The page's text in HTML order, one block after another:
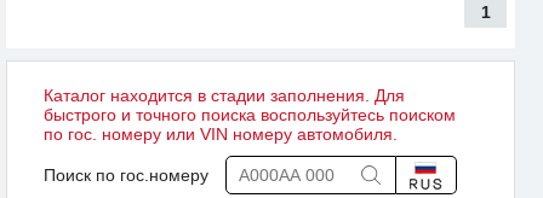
1
Каталог находится в стадии заполнения. Для
быстрого и точного поиска воспользуйтесь поиском
по гос. номеру или VIN номеру автомобиля.
Поиск по гос.номеру